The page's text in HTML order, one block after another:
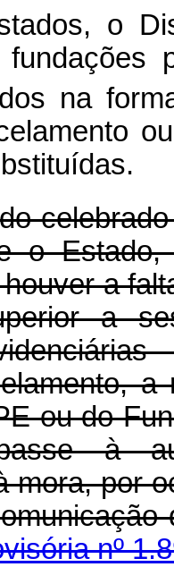
o
na
o
a
a
a
ou do
à
mora, por
nº